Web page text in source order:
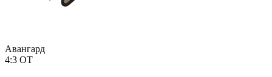
Авангард
4:3 ОТ